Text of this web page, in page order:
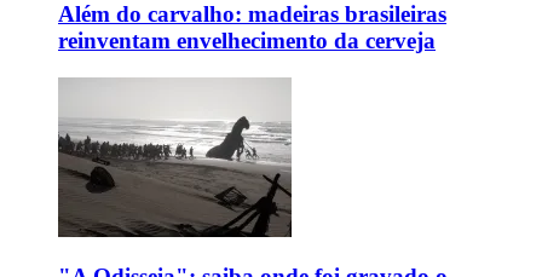
Além do carvalho: madeiras brasileiras
reinventam envelhecimento da cerveja